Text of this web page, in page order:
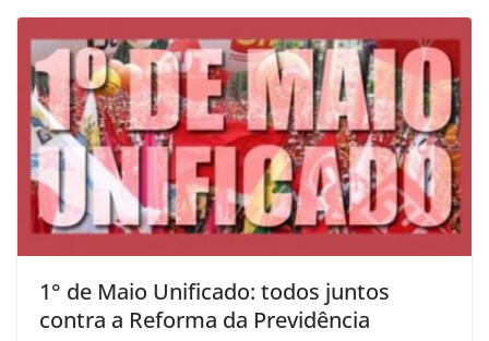
1° de Maio Unificado: todos juntos
contra a Reforma da Previdência